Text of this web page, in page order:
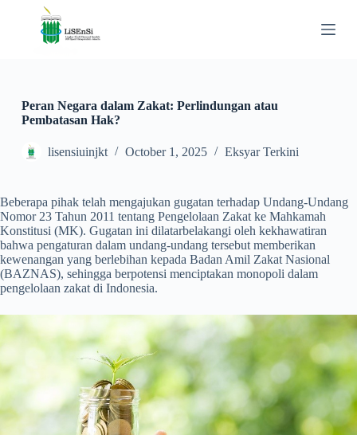
o
Peran Negara dalam Zakat: Perlindungan atau
Pembatasan Hak?
lisensiuinjkt October 1, 2025 Eksyar Terkini
Beberapa pihak telah mengajukan gugatan terhadap Undang-Undang
Nomor 23 Tahun 2011 tentang Pengelolaan Zakat ke Mahkamah
Konstitusi (MK). Gugatan ini dilatarbelakangi oleh kekhawatiran
bahwa pengaturan dalam undang-undang tersebut memberikan
kewenangan yang berlebihan kepada Badan Amil Zakat Nasional
(BAZNAS), sehingga berpotensi menciptakan monopoli dalam
pengelolaan zakat di Indonesia.